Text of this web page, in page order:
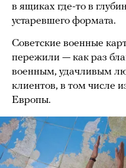
в ящиках где-то в
устаревшего формата.
Советские военные
пережили — как раз
военным, удачливым
клиентов, в том числе
Европы.